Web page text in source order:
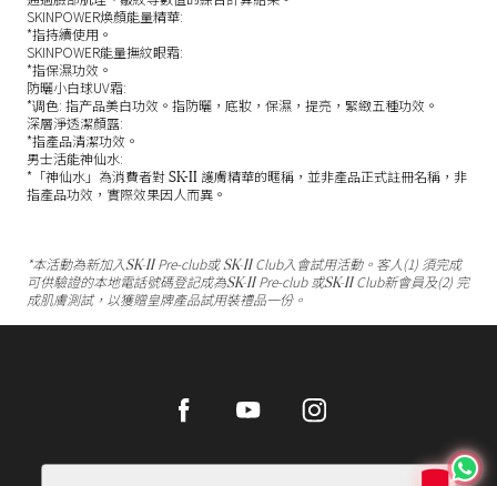
SKINPOWER煥顏能量精華:
*指持續使用。
SKINPOWER能量撫紋眼霜:
*指保濕功效。
防曬小白球UV霜:
*调色: 指产品美白功效。指防曬，底妝，保濕，提亮，緊緻五種功效。
深層淨透潔顏露:
*指產品清潔功效。
男士活能神仙水:
*「神仙水」為消費者對SK-II 護膚精華的暱稱，並非產品正式註冊名稱，非
指產品功效，實際效果因人而異。
*本活動為新加入SK-IIPre-club或SK-IIClub入會試用活動。客人(1) 須完成
可供驗證的本地電話號碼登記成為SK-IIPre-club 或SK-IIClub新會員及(2) 完
成肌膚測試，以獲贈皇牌產品試用裝禮品一份。
FacebookYoutube Instagram